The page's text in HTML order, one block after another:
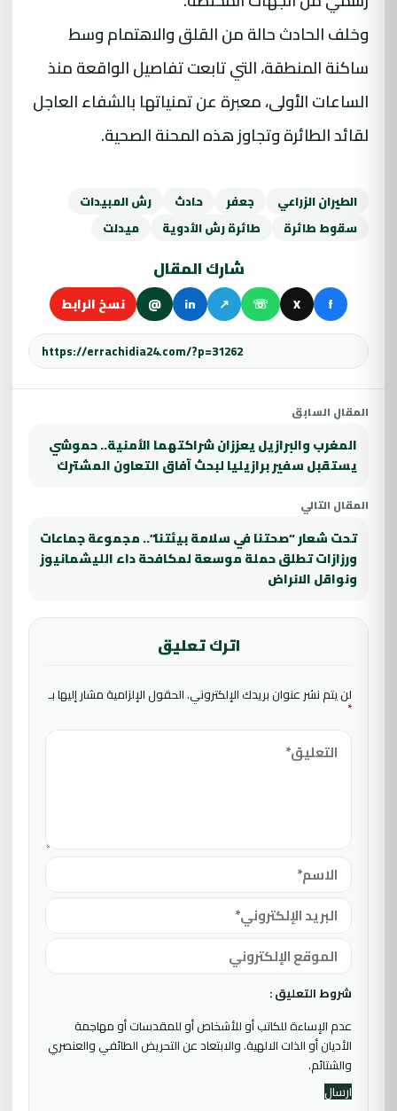
وخلف الحادث حالة من القلق والاهتمام وسط
ساكنة المنطقة، التي تابعت تفاصيل الواقعة منذ
الساعات الأولى، معبرة عن تمنياتها بالشفاء العاجل
لقائد الطائرة وتجاوز هذه المحنة الصحية.
الطيران الزراعي جعفر حادث
رش المبيدات
سقوط طائرة
طائرة رش الأدوية ميدلت
شارك المقال
f
X
☏
↗
in
@ نسخ الرابط
المقال السابق
المغرب والبرازيل يعززان شراكتهما الأمنية.. حموشي
يستقبل سفير برازيليا لبحث آفاق التعاون المشترك
المقال التالي
تحت شعار “صحتنا في سلامة بيئتنا”.. مجموعة جماعات
ورزازات تطلق حملة موسعة لمكافحة داء الليشمانيوز
ونواقل الانراض
اترك تعليق
لن يتم نشر عنوان بريدك الإلكتروني.الحقول الإلزامية مشار إليها بـ
*
شروط التعليق :
عدم الإساءة للكاتب أو للأشخاص أو للمقدسات أو مهاجمة
الأديان أو الذات الالهية. والابتعاد عن التحريض الطائفي والعنصري
والشتائم.